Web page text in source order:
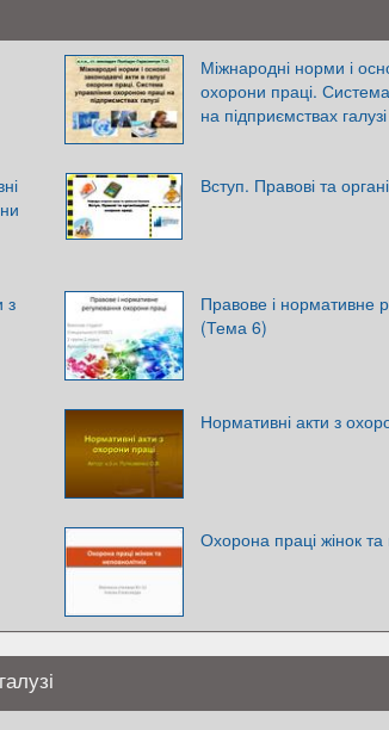
Міжнародні норми і
охорони праці.
на підприємствах галузі
Вступ. Правові та
з
Правове і нормативне
(Тема 6)
Нормативні акти з
Охорона праці жінок та